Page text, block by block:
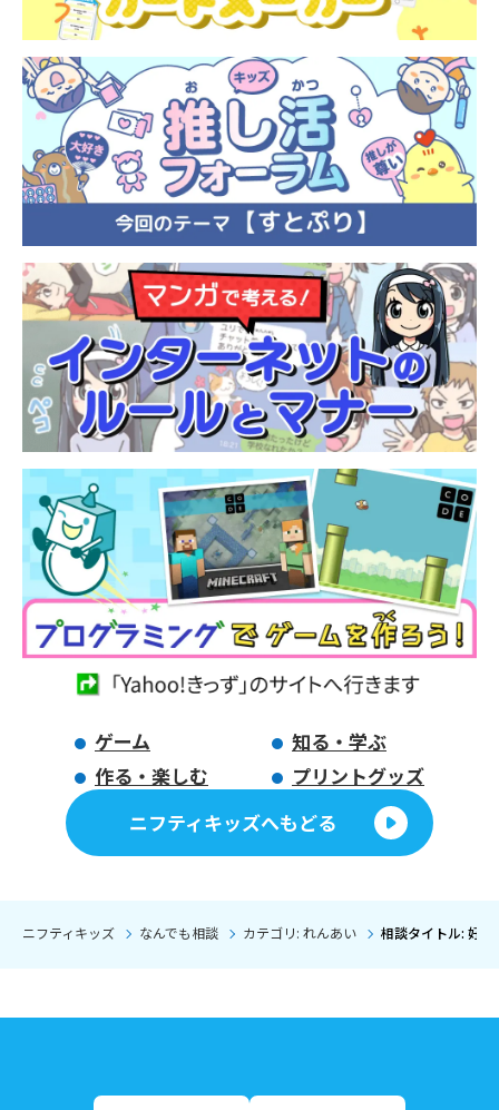
ゲーム
知る・学ぶ
作る・楽しむ
プリントグッズ
ニフティキッズへもどる
ニフティキッズ なんでも相談 カテゴリ: れんあい 相談タイトル: 好